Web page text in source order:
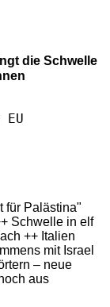
die Schwelle
für Palästina"
Schwelle in elf
++ Italien
mit Israel
– neue
aus